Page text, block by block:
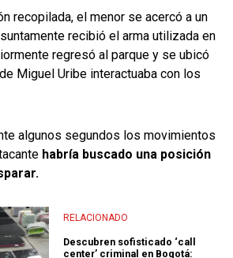
recopilada, el menor se acercó a un
recibió el arma utilizada en
regresó al parque y se ubicó
Miguel Uribe interactuaba con los
algunos segundos los movimientos
habría buscado una posición
RELACIONADO
Descubren sofisticado ‘call
center’ criminal en Bogotá: